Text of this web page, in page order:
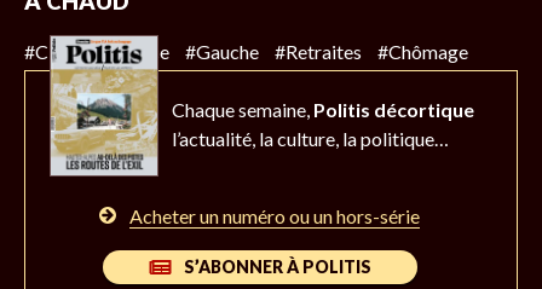
#Climat #Police #Gauche #Retraites #Chômage
Chaque semaine, Politis décortique
l’actualité, la culture, la politique…
Acheter un numéro ou un hors-série
S’ABONNER À POLITIS